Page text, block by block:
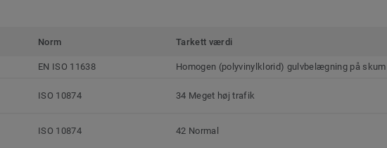
Norm Tarkett værdi
EN ISO 11638 Homogen (polyvinylklorid) gulvbelægning på skum
ISO 10874 34 Meget høj trafik
ISO 10874 42 Normal